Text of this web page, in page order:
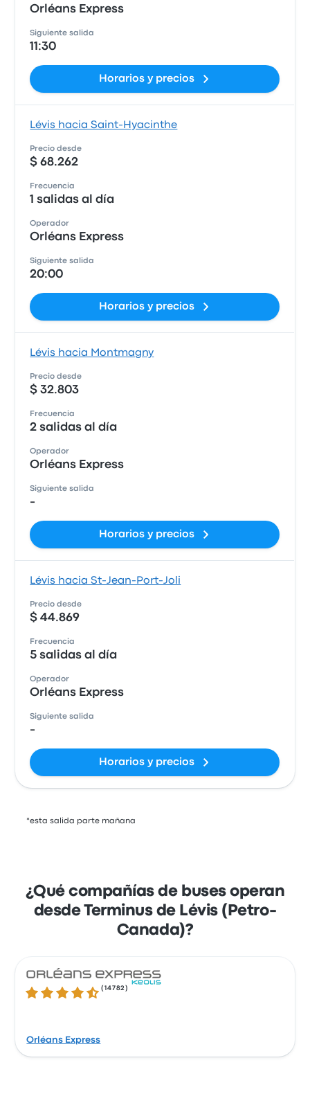
Orléans Express
Siguiente salida
11:30
Horarios y precios
Lévis hacia Saint-Hyacinthe
Precio desde
$ 68.262
Frecuencia
1 salidas al día
Operador
Orléans Express
Siguiente salida
20:00
Horarios y precios
Lévis hacia Montmagny
Precio desde
$ 32.803
Frecuencia
2 salidas al día
Operador
Orléans Express
Siguiente salida
-
Horarios y precios
Lévis hacia St-Jean-Port-Joli
Precio desde
$ 44.869
Frecuencia
5 salidas al día
Operador
Orléans Express
Siguiente salida
-
Horarios y precios
*esta salida parte mañana
¿Qué compañías de buses operan
desde Terminus de Lévis (Petro-
Canada)?
4.5 de 5 estrellas
(14782 )
Orléans Express